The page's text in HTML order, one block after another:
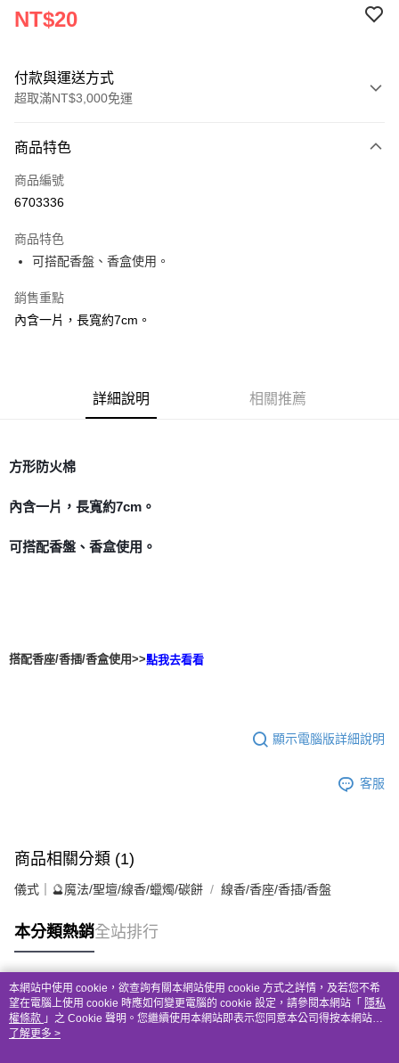
NT$20
付款與運送方式
超取滿NT$3,000免運
信用卡一次付款
超商取貨付款
Apple Pay
街口支付
悠遊付
每筆NT$80，滿NT$3,000(含以上)免運費
賣家宅配幫您送（台灣）
付款後門市自取
商品特色
商品編號
6703336
商品特色
可搭配香盤、香盒使用。
銷售重點
內含一片，長寬約7cm。
詳細說明 相關推薦
方形防火棉
內含一片，長寬約7cm。
可搭配香盤、香盒使用。
搭配香座/香插/香盒使用>>點我去看看
顯示電腦版詳細說明
客服
商品相關分類 (1)
儀式｜🔮魔法/聖壇/線香/蠟燭/碳餅 線香/香座/香插/香盤
本分類熱銷全站排行
熱門標籤
本網站中使用 cookie，欲查詢有關本網站使用 cookie 方式之詳情，及若您不希
望在電腦上使用 cookie 時應如何變更電腦的 cookie 設定，請參閱本網站「 隱私
權條款 」之 Cookie 聲明。您繼續使用本網站即表示您同意本公司得按本網站使
用條款之 Cookie 聲明使用 cookie。
了解更多 >